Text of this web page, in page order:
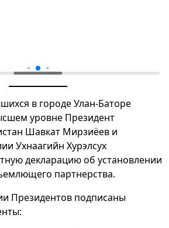
в городе Улан-Баторе
уровне Президент
Шавкат Мирзиёев и
Ухнаагийн Хурэлсух
декларацию об установлении
партнерства.
Президентов подписаны